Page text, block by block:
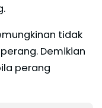
tidak
Demikian
perang